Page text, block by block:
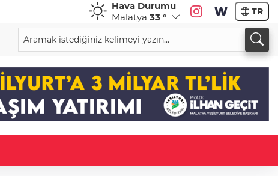
Hava Durumu
Malatya 33 ° TR